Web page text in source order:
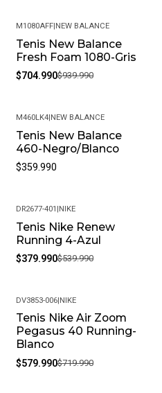
-25%
M1080AFF| NEW BALANCE
Tenis New Balance
Fresh Foam 1080-Gris
$704.990$939.990
M460LK4|NEW BALANCE
Tenis New Balance
460-Negro/Blanco
$359.990
-30%
DR2677-401 |NIKE
Tenis Nike Renew
Running 4-Azul
$379.990$539.990
-19%
DV3853-006|NIKE
Tenis Nike Air Zoom
Pegasus 40 Running-
Blanco
$579.990$719.990